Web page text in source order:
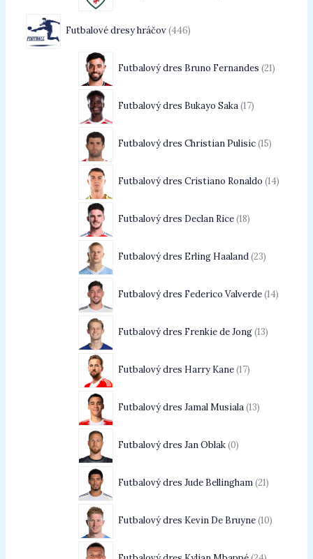
Futbalové dresy hráčov 446
Futbalový dres Bruno Fernandes 21
Futbalový dres Bukayo Saka 17
Futbalový dres Christian Pulisic 15
Futbalový dres Cristiano Ronaldo 14
Futbalový dres Declan Rice 18
Futbalový dres Erling Haaland 23
Futbalový dres Federico Valverde 14
Futbalový dres Frenkie de Jong 13
Futbalový dres Harry Kane 17
Futbalový dres Jamal Musiala 13
Futbalový dres Jan Oblak 0
Futbalový dres Jude Bellingham 21
Futbalový dres Kevin De Bruyne 10